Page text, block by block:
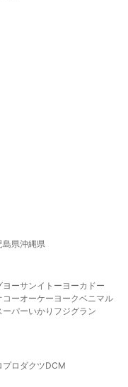
島県沖縄県
ヨーサンイトーヨーカドー
コーオーケー ヨークベニマル
ーパーいかり フジグラン
プロダクツDCM